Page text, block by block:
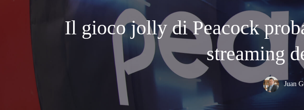
Il gioco jolly di Peacock
streaming
Juan